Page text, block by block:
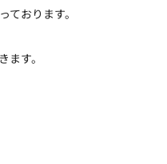
ております。
す。